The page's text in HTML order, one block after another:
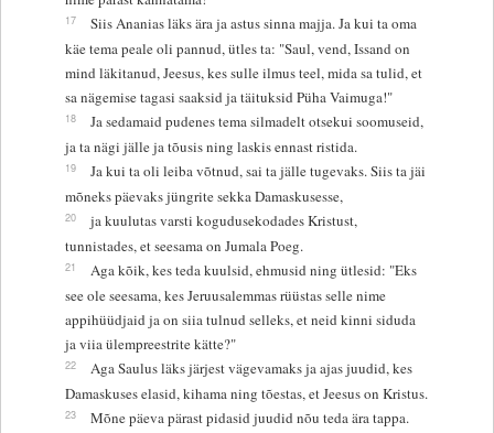
17
Siis Ananias läks ära ja astus sinna majja. Ja kui ta oma
käe tema peale oli pannud, ütles ta: "Saul, vend, Issand on
mind läkitanud, Jeesus, kes sulle ilmus teel, mida sa tulid, et
sa nägemise tagasi saaksid ja täituksid Püha Vaimuga!"
18
Ja sedamaid pudenes tema silmadelt otsekui soomuseid,
ja ta nägi jälle ja tõusis ning laskis ennast ristida.
19
Ja kui ta oli leiba võtnud, sai ta jälle tugevaks. Siis ta jäi
mõneks päevaks jüngrite sekka Damaskusesse,
20
ja kuulutas varsti kogudusekodades Kristust,
tunnistades, et seesama on Jumala Poeg.
21
Aga kõik, kes teda kuulsid, ehmusid ning ütlesid: "Eks
see ole seesama, kes Jeruusalemmas rüüstas selle nime
appihüüdjaid ja on siia tulnud selleks, et neid kinni siduda
ja viia ülempreestrite kätte?"
22
Aga Saulus läks järjest vägevamaks ja ajas juudid, kes
Damaskuses elasid, kihama ning tõestas, et Jeesus on Kristus.
23 Mõne päeva pärast pidasid juudid nõu teda ära tappa.